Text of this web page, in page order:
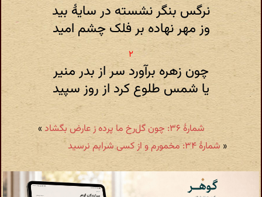
نرگس بنگر نشسته در سایهٔ بید
وز مهر نهاده بر فلک چشم امید
چون زهره برآورد سر از بدر منیر
یا شمس طلوع کرد از روز سپید
شمارهٔ ۳۶: چون گل‌رخ ما پرده ز عارض بگشاد
»
« شمارهٔ ۳۴: مخمورم و از کسی شرابم نرسید